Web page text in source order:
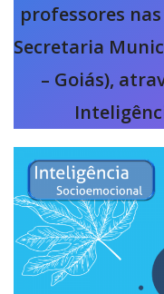
professores
Secretaria
– Goiás),